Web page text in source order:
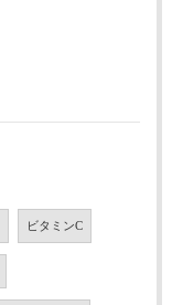
ビタミンC